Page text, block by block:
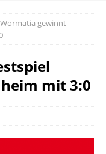
Wormatia gewinnt
mit 3:0